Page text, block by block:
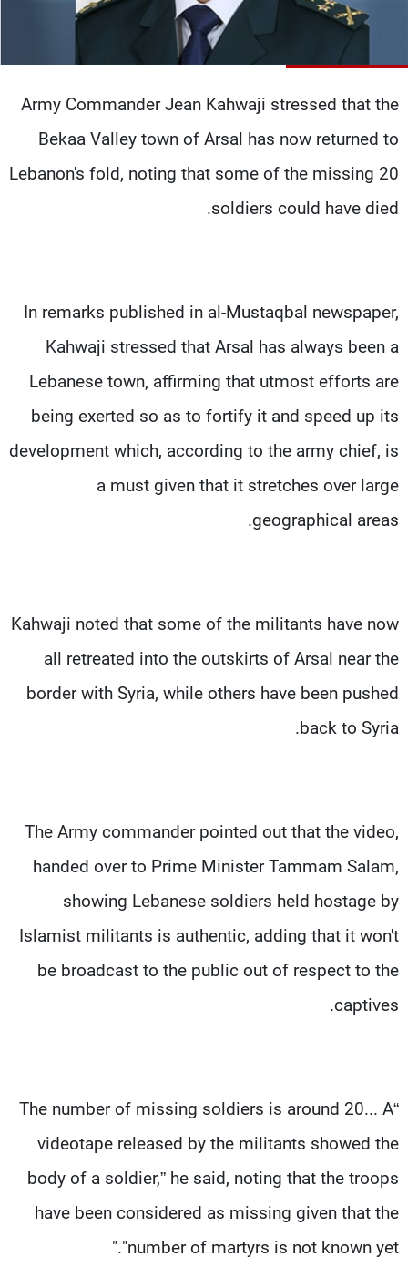
Army Commander Jean Kahwaji stressed that the
Bekaa Valley town of Arsal has now returned to
Lebanon's fold, noting that some of the missing 20
soldiers could have died.
In remarks published in al-Mustaqbal newspaper,
Kahwaji stressed that Arsal has always been a
Lebanese town, affirming that utmost efforts are
being exerted so as to fortify it and speed up its
development which, according to the army chief, is
a must given that it stretches over large
geographical areas.
Kahwaji noted that some of the militants have now
all retreated into the outskirts of Arsal near the
border with Syria, while others have been pushed
back to Syria.
The Army commander pointed out that the video,
handed over to Prime Minister Tammam Salam,
showing Lebanese soldiers held hostage by
Islamist militants is authentic, adding that it won't
be broadcast to the public out of respect to the
captives.
“The number of missing soldiers is around 20... A
videotape released by the militants showed the
body of a soldier,” he said, noting that the troops
have been considered as missing given that the
"number of martyrs is not known yet."
شاهد البرامج
عن MTV
لاعلاناتكم
وظائف
شروط الإسـتخدام